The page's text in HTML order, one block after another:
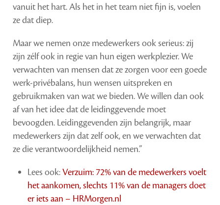
vanuit het hart. Als het in het team niet fijn is, voelen
ze dat diep.
Maar we nemen onze medewerkers ook serieus: zij
zijn zélf ook in regie van hun eigen werkplezier. We
verwachten van mensen dat ze zorgen voor een goede
werk-privébalans, hun wensen uitspreken en
gebruikmaken van wat we bieden. We willen dan ook
af van het idee dat de leidinggevende moet
bevoogden. Leidinggevenden zijn belangrijk, maar
medewerkers zijn dat zelf ook, en we verwachten dat
ze die verantwoordelijkheid nemen.”
Lees ook:Verzuim: 72% van de medewerkers voelt
het aankomen, slechts 11% van de managers doet
er iets aan – HRMorgen.nl